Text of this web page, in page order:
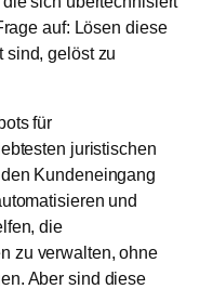
auf: Lösen diese
sind, gelöst zu
für
juristischen
Kundeneingang
und
die
zu verwalten, ohne
Aber sind diese